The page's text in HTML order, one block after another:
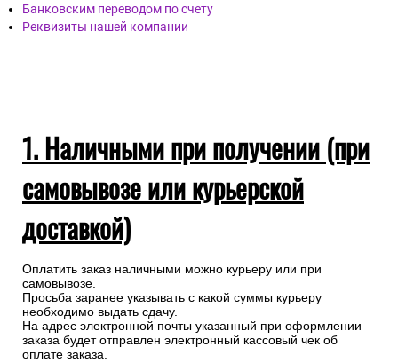
Банковским переводом по счету
Реквизиты нашей компании
1. Наличными при получении (при
самовывозе или курьерской
доставкой)
Оплатить заказ наличными можно курьеру или при
самовывозе.
Просьба заранее указывать с какой суммы курьеру
необходимо выдать сдачу.
На адрес электронной почты указанный при оформлении
заказа будет отправлен электронный кассовый чек об
оплате заказа.